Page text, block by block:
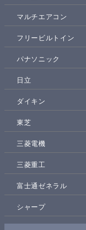
マルチエアコン
フリービルトイン
パナソニック
日立
ダイキン
東芝
三菱電機
三菱重工
富士通ゼネラル
シャープ